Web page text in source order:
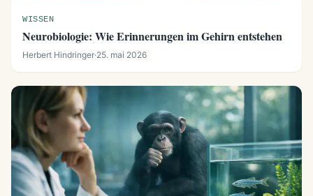
WISSEN
Neurobiologie: Wie Erinnerungen im Gehirn entstehen
Herbert Hindringer·25. mai 2026